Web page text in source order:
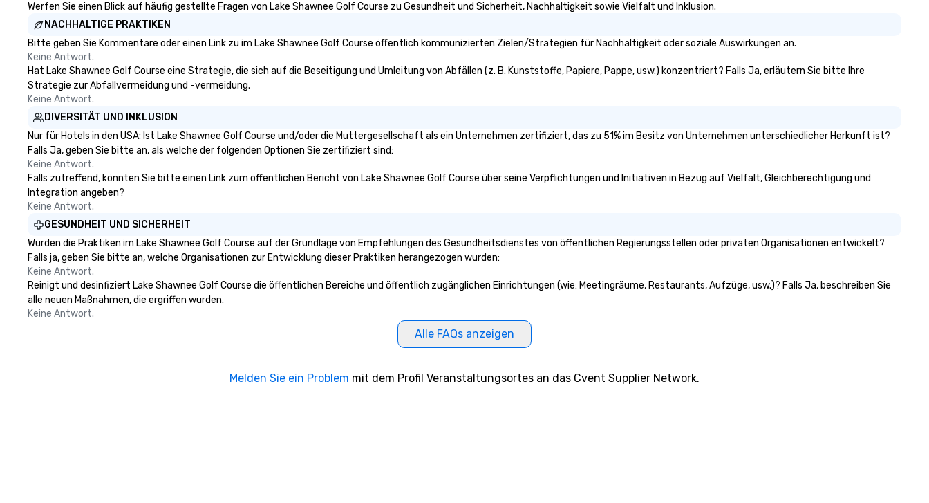
Werfen Sie einen Blick auf häufig gestellte Fragen von Lake Shawnee Golf Course zu Gesundheit und Sicherheit, Nachhaltigkeit sowie Vielfalt und Inklusion.
NACHHALTIGE PRAKTIKEN
Bitte geben Sie Kommentare oder einen Link zu im Lake Shawnee Golf Course öffentlich kommunizierten Zielen/Strategien für Nachhaltigkeit oder soziale Auswirkungen an.
Keine Antwort.
Hat Lake Shawnee Golf Course eine Strategie, die sich auf die Beseitigung und Umleitung von Abfällen (z. B. Kunststoffe, Papiere, Pappe, usw.) konzentriert? Falls Ja, erläutern Sie bitte Ihre
Strategie zur Abfallvermeidung und -vermeidung.
Keine Antwort.
DIVERSITÄT UND INKLUSION
Nur für Hotels in den USA: Ist Lake Shawnee Golf Course und/oder die Muttergesellschaft als ein Unternehmen zertifiziert, das zu 51% im Besitz von Unternehmen unterschiedlicher Herkunft ist?
Falls Ja, geben Sie bitte an, als welche der folgenden Optionen Sie zertifiziert sind:
Keine Antwort.
Falls zutreffend, könnten Sie bitte einen Link zum öffentlichen Bericht von Lake Shawnee Golf Course über seine Verpflichtungen und Initiativen in Bezug auf Vielfalt, Gleichberechtigung und
Integration angeben?
Keine Antwort.
GESUNDHEIT UND SICHERHEIT
Wurden die Praktiken im Lake Shawnee Golf Course auf der Grundlage von Empfehlungen des Gesundheitsdienstes von öffentlichen Regierungsstellen oder privaten Organisationen entwickelt?
Falls ja, geben Sie bitte an, welche Organisationen zur Entwicklung dieser Praktiken herangezogen wurden:
Keine Antwort.
Reinigt und desinfiziert Lake Shawnee Golf Course die öffentlichen Bereiche und öffentlich zugänglichen Einrichtungen (wie: Meetingräume, Restaurants, Aufzüge, usw.)? Falls Ja, beschreiben Sie
alle neuen Maßnahmen, die ergriffen wurden.
Keine Antwort.
Alle FAQs anzeigen
Melden Sie ein Problem mit dem Profil Veranstaltungsortes an das Cvent Supplier Network.